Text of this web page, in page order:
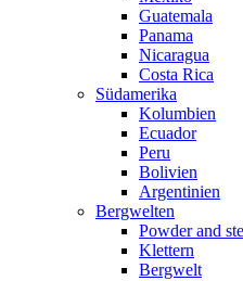
Guatemala
Panama
Nicaragua
Costa Rica
Südamerika
Kolumbien
Ecuador
Peru
Bolivien
Argentinien
Bergwelten
Powder and
Klettern
Bergwelt